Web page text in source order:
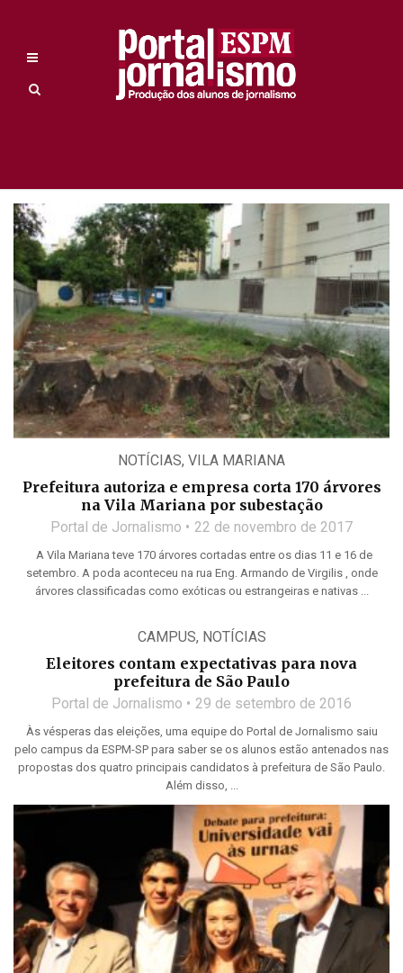
NOTÍCIAS, VILA MARIANA
Prefeitura autoriza e empresa corta 170 árvores
na Vila Mariana por subestação
Portal de Jornalismo 22 de novembro de 2017
A Vila Mariana teve 170 árvores cortadas entre os dias 11 e 16 de
setembro. A poda aconteceu na rua Eng. Armando de Virgilis , onde
árvores classificadas como exóticas ou estrangeiras e nativas ...
CAMPUS, NOTÍCIAS
Eleitores contam expectativas para nova
prefeitura de São Paulo
Portal de Jornalismo 29 de setembro de 2016
Às vésperas das eleições, uma equipe do Portal de Jornalismo saiu
pelo campus da ESPM-SP para saber se os alunos estão antenados nas
propostas dos quatro principais candidatos à prefeitura de São Paulo.
Além disso, ...